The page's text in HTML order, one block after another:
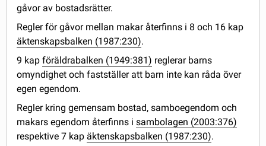
gåvor av bostadsrätter.
Regler för gåvor mellan makar återfinns i 8 och 16 kap
äktenskapsbalken (1987:230).
9 kapföräldrabalken (1949:381) reglerar barns
omyndighet och fastställer att barn inte kan råda över
egen egendom.
Regler kring gemensam bostad, samboegendom och
makars egendom återfinns isambolagen (2003:376)
respektive 7 kap äktenskapsbalken (1987:230).